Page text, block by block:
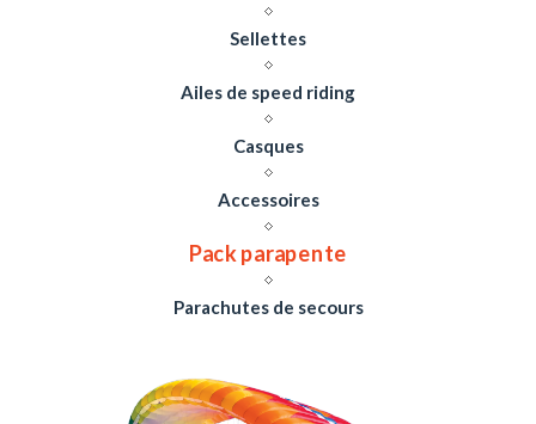
Sellettes
Ailes de speed riding
Casques
Accessoires
Pack parapente
Parachutes de secours